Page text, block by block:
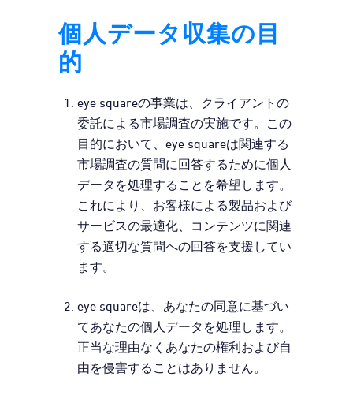
個人データ収集の目
的
eye squareの事業は、クライアントの
委託による市場調査の実施です。この
目的において、eye squareは関連する
市場調査の質問に回答するために個人
データを処理することを希望します。
これにより、お客様による製品および
サービスの最適化、コンテンツに関連
する適切な質問への回答を支援してい
ます。
eye squareは、あなたの同意に基づい
てあなたの個人データを処理します。
正当な理由なくあなたの権利および自
由を侵害することはありません。